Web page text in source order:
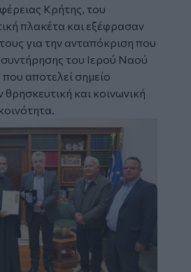
Κρήτης, του
πλακέτα και εξέφρασαν
για την ανταπόκριση που
του Ιερού Ναού
αποτελεί σημείο
και κοινωνική